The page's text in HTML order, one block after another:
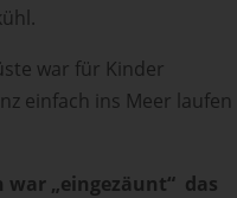
war für Kinder
einfach ins Meer laufen
war „eingezäunt“ das